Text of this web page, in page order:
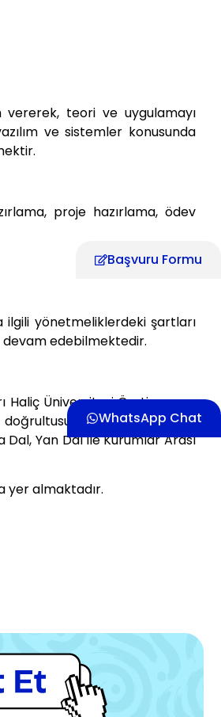
WhatsApp Chat
Başvuru Formu
teori ve uygulamayı
ve sistemler konusunda
proje hazırlama, ödev
ilgili yönetmeliklerdeki şartları
devam edebilmektedir.
Üniversitesi Ön Lisans ve
Yükseköğretim
Yan Dal ile Kurumlar Arası
yer almaktadır.